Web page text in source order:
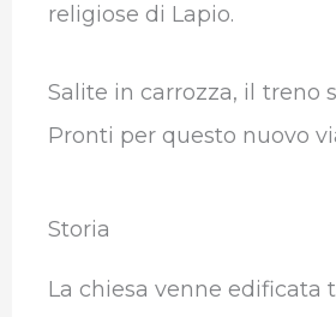
religiose di Lapio.
Salite in carrozza, il treno
Pronti per questo nuovo
Storia
La chiesa venne edificata